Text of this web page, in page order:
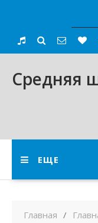
content
Средняя
ЕЩЕ
Главная